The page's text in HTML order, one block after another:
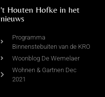
't Houten Hofke in het
nieuws
Programma
Binnenstebuiten van de KRO
Woonblog De Wemelaer
Wohnen & Gartnen Dec
2021